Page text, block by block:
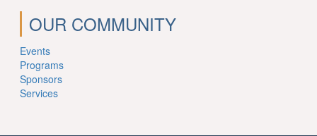
OUR COMMUNITY
Events
Programs
Sponsors
Services